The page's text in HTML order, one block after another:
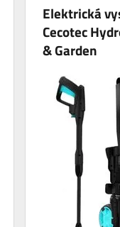
Elektrická
Cecotec
& Garden